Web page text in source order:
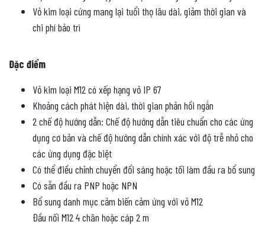
Vỏ kim loại cứng mang lại tuổi thọ lâu dài, giảm thời gian và
chi phí bảo trì
Đặc điểm
Vỏ kim loại M12 có xếp hạng vỏ IP 67
Khoảng cách phát hiện dài, thời gian phản hồi ngắn
2 chế độ hướng dẫn: Chế độ hướng dẫn tiêu chuẩn cho các ứng
dụng cơ bản và chế độ hướng dẫn chính xác với độ trễ nhỏ cho
các ứng dụng đặc biệt
Có thể điều chỉnh chuyển đổi sáng hoặc tối làm đầu ra bổ sung
Có sẵn đầu ra PNP hoặc NPN
Bổ sung danh mục cảm biến cảm ứng với vỏ M12
Đầu nối M12 4 chân hoặc cáp 2 m